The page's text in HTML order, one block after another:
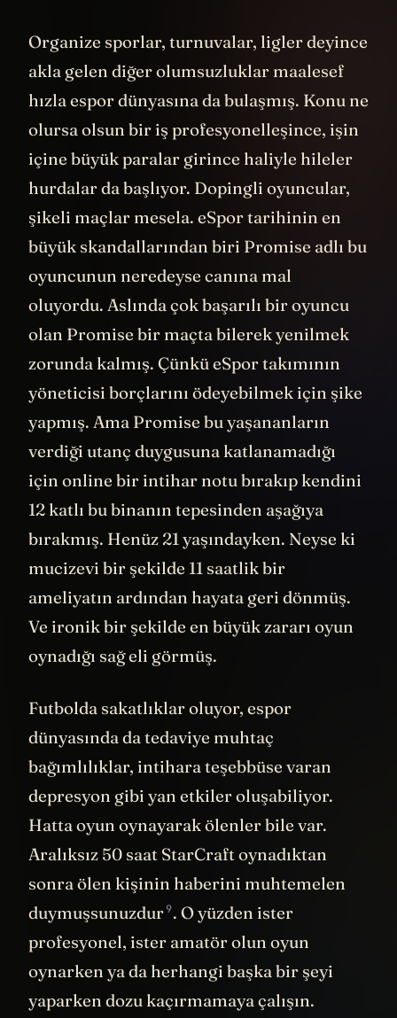
Organize sporlar, turnuvalar, ligler deyince
akla gelen diğer olumsuzluklar maalesef
hızla espor dünyasına da bulaşmış. Konu ne
olursa olsun bir iş profesyonelleşince, işin
içine büyük paralar girince haliyle hileler
hurdalar da başlıyor. Dopingli oyuncular,
şikeli maçlar mesela. eSpor tarihinin en
büyük skandallarından biri Promise adlı bu
oyuncunun neredeyse canına mal
oluyordu. Aslında çok başarılı bir oyuncu
olan Promise bir maçta bilerek yenilmek
zorunda kalmış. Çünkü eSpor takımının
yöneticisi borçlarını ödeyebilmek için şike
yapmış. Ama Promise bu yaşananların
verdiği utanç duygusuna katlanamadığı
için online bir intihar notu bırakıp kendini
12 katlı bu binanın tepesinden aşağıya
bırakmış. Henüz 21 yaşındayken. Neyse ki
mucizevi bir şekilde 11 saatlik bir
ameliyatın ardından hayata geri dönmüş.
Ve ironik bir şekilde en büyük zararı oyun
oynadığı sağ eli görmüş.
Futbolda sakatlıklar oluyor, espor
dünyasında da tedaviye muhtaç
bağımlılıklar, intihara teşebbüse varan
depresyon gibi yan etkiler oluşabiliyor.
Hatta oyun oynayarak ölenler bile var.
Aralıksız 50 saat StarCraft oynadıktan
sonra ölen kişinin haberini muhtemelen
duymuşsunuzdur9. O yüzden ister
profesyonel, ister amatör olun oyun
oynarken ya da herhangi başka bir şeyi
yaparken dozu kaçırmamaya çalışın.